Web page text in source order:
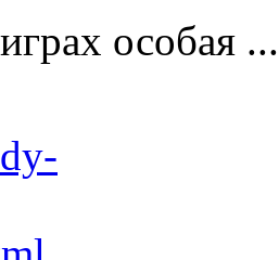
особая ...